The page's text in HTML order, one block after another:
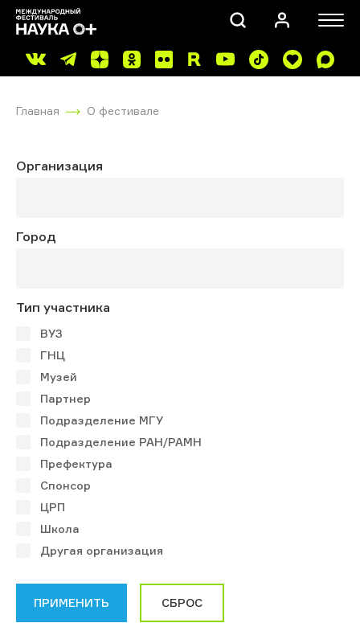
Главная О фестивале
Организация
Город
Тип участника
ВУЗ
ГНЦ
Музей
Партнер
Подразделение МГУ
Подразделение РАН/РАМН
Префектура
Спонсор
ЦРП
Школа
Другая организация